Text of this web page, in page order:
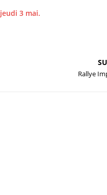
3 mai.
Rallye